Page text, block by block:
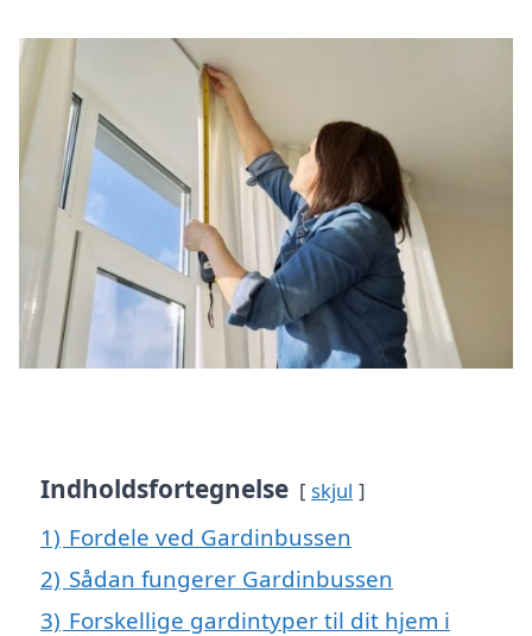
Indholdsfortegnelse skjul
1) Fordele ved Gardinbussen
2) Sådan fungerer Gardinbussen
3) Forskellige gardintyper til dit hjem i